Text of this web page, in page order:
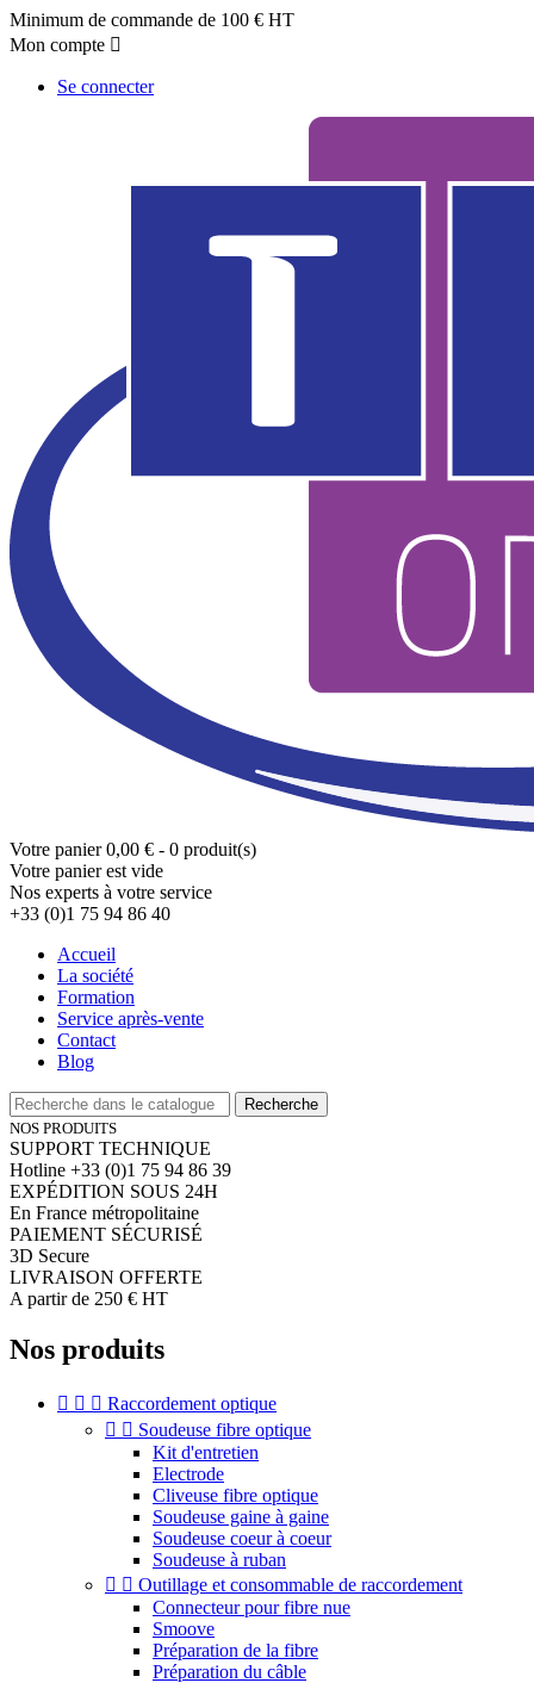
Minimum de commande de 100 € HT
Mon compte 
Se connecter
Votre panier 0,00 € - 0 produit(s)
Votre panier est vide
Nos experts à votre service
+33 (0)1 75 94 86 40
Accueil
La société
Formation
Service après-vente
Contact
Blog
Recherche
NOS PRODUITS
SUPPORT TECHNIQUE
Hotline +33 (0)1 75 94 86 39
EXPÉDITION SOUS 24H
En France métropolitaine
PAIEMENT SÉCURISÉ
3D Secure
LIVRAISON OFFERTE
A partir de 250 € HT
Nos produits
   Raccordement optique
  Soudeuse fibre optique
Kit d'entretien
Electrode
Cliveuse fibre optique
Soudeuse gaine à gaine
Soudeuse coeur à coeur
Soudeuse à ruban
  Outillage et consommable de raccordement
Connecteur pour fibre nue
Smoove
Préparation de la fibre
Préparation du câble